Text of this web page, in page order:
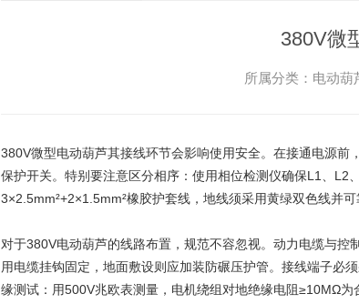
380V微
所属分类：电动
380V微型电动葫芦其接线环节会影响使用安全。在接通电源前
保护开关。特别要注意区分相序：使用相位检测仪确保L1、L2
3×2.5mm²+2×1.5mm²橡胶护套线，地线须采用黄绿双色线并
对于380V电动葫芦的线路布置，规范不容忽视。动力电缆与控
用电缆挂钩固定，地面敷设则应加装防碾压护管。接线端子必
缘测试：用500V兆欧表测量，电机绕组对地绝缘电阻≥10MΩ